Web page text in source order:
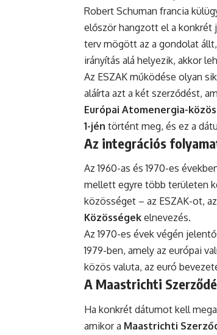
Robert Schuman francia
először hangzott el a konkrét
terv mögött az a gondolat
irányítás alá helyezik, akkor
Az ESZAK működése olyan
aláírta azt a két szerződést,
Európai Atomenergia-
1-jén történt meg, és ez a
Az integrációs
Az 1960-as és 1970-es
mellett egyre több területen
közösséget – az ESZAK-ot,
Közösségek elnevezés.
Az 1970-es évek végén
1979-ben, amely az európai
közös valuta, az euró
A Maastrichti
Ha konkrét dátumot kell
amikor a Maastrichti